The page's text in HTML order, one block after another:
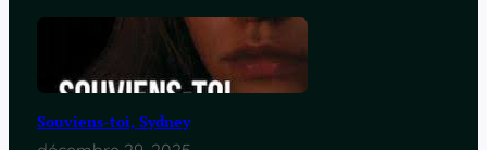
Souviens-toi, Sydney